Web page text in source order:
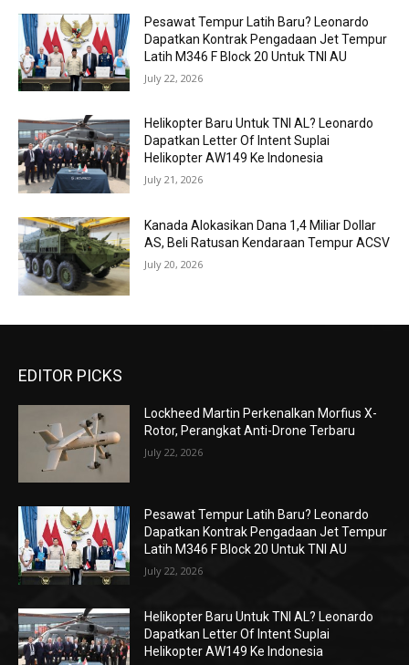
Pesawat Tempur Latih Baru? Leonardo
Dapatkan Kontrak Pengadaan Jet Tempur
Latih M346 F Block 20 Untuk TNI AU
July 22, 2026
Helikopter Baru Untuk TNI AL? Leonardo
Dapatkan Letter Of Intent Suplai
Helikopter AW149 Ke Indonesia
July 21, 2026
Kanada Alokasikan Dana 1,4 Miliar Dollar
AS, Beli Ratusan Kendaraan Tempur ACSV
July 20, 2026
EDITOR PICKS
Lockheed Martin Perkenalkan Morfius X-
Rotor, Perangkat Anti-Drone Terbaru
July 22, 2026
Pesawat Tempur Latih Baru? Leonardo
Dapatkan Kontrak Pengadaan Jet Tempur
Latih M346 F Block 20 Untuk TNI AU
July 22, 2026
Helikopter Baru Untuk TNI AL? Leonardo
Dapatkan Letter Of Intent Suplai
Helikopter AW149 Ke Indonesia